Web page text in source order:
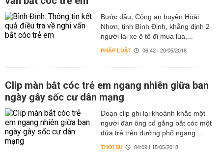
Bước đầu, Công an huyện Hoài
Nhơn, tỉnh Bình Định, khẳng định 2
người lái xe ô tô đi mua lúa,...
PHÁP LUẬT 06:42 | 20/05/2018
Clip màn bắt cóc trẻ em ngang nhiên giữa ban
ngày gây sốc cư dân mạng
Đoạn clip ghi lại khoảnh khắc một
người đàn ông cố gắng bắt cóc một
đứa trẻ trên đường phố ngang...
THỜI SỰ 04:09 | 15/05/2018